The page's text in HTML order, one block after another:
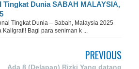
Tingkat Dunia SABAH MALAYSIA,
Tingkat Dunia – Sabah, Malaysia 2025
Kaligrafi! Bagi para seniman k ...
PREVIOUS
Ada 8 (Delapan) Rizki Yang datang